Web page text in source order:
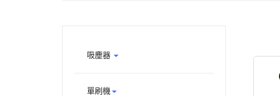
吸塵器
單刷機